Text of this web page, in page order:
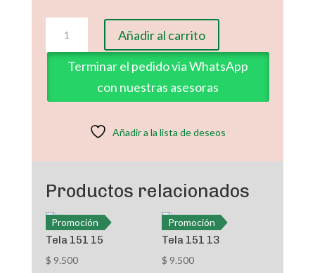
1604
4
cantidad
Añadir al carrito
Terminar el pedido via WhatsApp
con nuestras asesoras
Añadir a la lista de deseos
Productos relacionados
Promoción
Tela 151 15
$ 9.500
Promoción
Tela 151 13
$ 9.500